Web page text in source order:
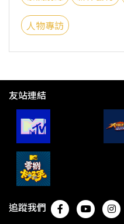
人物專訪
友站連結
追蹤我們